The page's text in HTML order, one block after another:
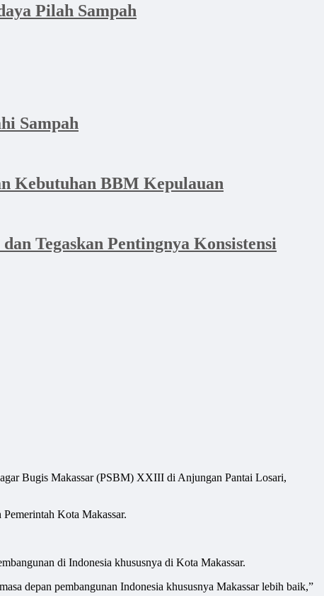
Pilah Sampah
Sampah
Kebutuhan BBM Kepulauan
Tegaskan Pentingnya Konsistensi
Bugis Makassar (PSBM) XXIII di Anjungan Pantai Losari,
Kota Makassar.
di Indonesia khususnya di Kota Makassar.
depan pembangunan Indonesia khususnya Makassar lebih baik,”